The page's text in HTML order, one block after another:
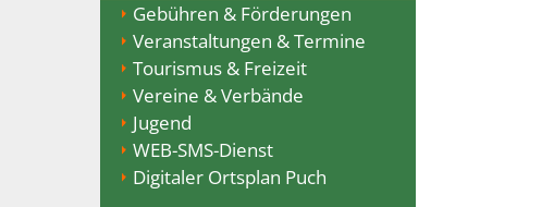
Gebühren & Förderungen
Veranstaltungen & Termine
Tourismus & Freizeit
Vereine & Verbände
Jugend
WEB-SMS-Dienst
Digitaler Ortsplan Puch